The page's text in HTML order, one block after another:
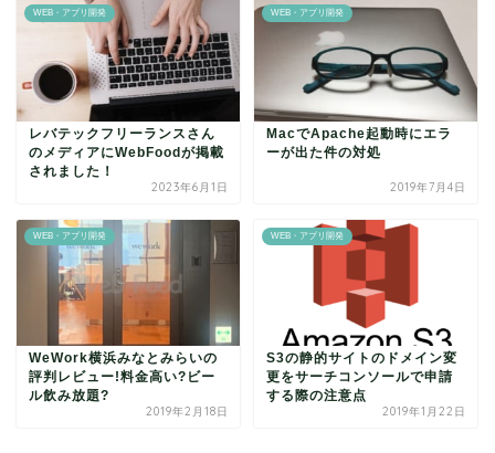
WEB・アプリ開発
レバテックフリーランスさん
のメディアにWebFoodが掲載
されました！
2023年6月1日
WEB・アプリ開発
MacでApache起動時にエラ
ーが出た件の対処
2019年7月4日
WEB・アプリ開発
WeWork横浜みなとみらいの
評判レビュー!料金高い?ビー
ル飲み放題?
2019年2月18日
WEB・アプリ開発
S3の静的サイトのドメイン変
更をサーチコンソールで申請
する際の注意点
2019年1月22日